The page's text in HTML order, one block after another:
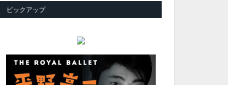
ピックアップ